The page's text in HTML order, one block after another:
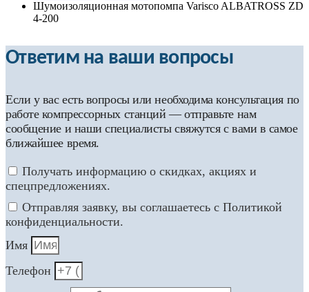
Шумоизоляционная мотопомпа Varisco ALBATROSS ZD
4-200
Ответим на ваши вопросы
Если у вас есть вопросы или необходима консультация по
работе компрессорных станций — отправьте нам
сообщение и наши специалисты свяжутся с вами в самое
ближайшее время.
Получать информацию о скидках, акциях и
спецпредложениях.
Отправляя заявку, вы соглашаетесь с Политикой
конфиденциальности.
Имя
Телефон